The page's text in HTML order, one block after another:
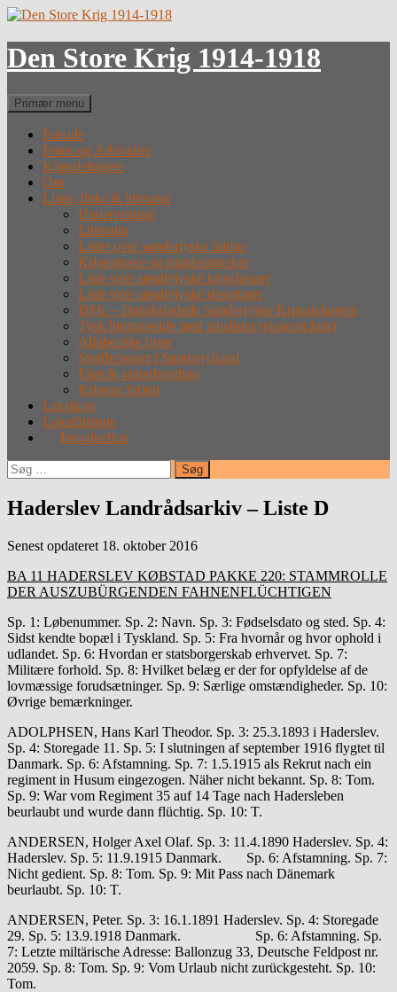
Hop
indhold
Den Store Krig 1914-1918
Søg
Primær menu
Forside
Fotos og Arkivalier
Krigsdeltagere
Om
Lister, links & litteratur
Undervisning
Litteratur
Lister over sønderjyske faldne
Krigergrave og mindesmærker
Liste over sønderjyske krigsfanger
Liste over sønderjyske desertører
DSK – Dansksindede Sønderjyske Krigsdeltagere
Tysk hjemmeside med tabslister (eksternt link)
Alfabetiske lister
Straffefanger i Sønderjylland
Film & videoforedrag
Krigens forløb
Leksikon
Lokalhistorie
Introduction
Søg
efter:
Haderslev Landrådsarkiv – Liste D
Senest opdateret 18. oktober 2016
BA 11 HADERSLEV KØBSTAD PAKKE 220: STAMMROLLE
DER AUSZUBÜRGENDEN FAHNENFLÜCHTIGEN
Sp. 1: Løbenummer. Sp. 2: Navn. Sp. 3: Fødselsdato og sted. Sp. 4:
Sidst kendte bopæl i Tyskland. Sp. 5: Fra hvornår og hvor ophold i
udlandet. Sp. 6: Hvordan er statsborgerskab erhvervet. Sp. 7:
Militære forhold. Sp. 8: Hvilket belæg er der for opfyldelse af de
lovmæssige forudsætninger. Sp. 9: Særlige omstændigheder. Sp. 10:
Øvrige bemærkninger.
ADOLPHSEN, Hans Karl Theodor. Sp. 3: 25.3.1893 i Haderslev.
Sp. 4: Storegade 11. Sp. 5: I slutningen af september 1916 flygtet til
Danmark. Sp. 6: Afstamning. Sp. 7: 1.5.1915 als Rekrut nach ein
regiment in Husum eingezogen. Näher nicht bekannt. Sp. 8: Tom.
Sp. 9: War vom Regiment 35 auf 14 Tage nach Hadersleben
beurlaubt und wurde dann flüchtig. Sp. 10: T.
ANDERSEN, Holger Axel Olaf. Sp. 3: 11.4.1890 Haderslev. Sp. 4:
Haderslev. Sp. 5: 11.9.1915 Danmark. Sp. 6: Afstamning. Sp. 7:
Nicht gedient. Sp. 8: Tom. Sp. 9: Mit Pass nach Dänemark
beurlaubt. Sp. 10: T.
ANDERSEN, Peter. Sp. 3: 16.1.1891 Haderslev. Sp. 4: Storegade
29. Sp. 5: 13.9.1918 Danmark. Sp. 6: Afstamning. Sp.
7: Letzte miltärische Adresse: Ballonzug 33, Deutsche Feldpost nr.
2059. Sp. 8: Tom. Sp. 9: Vom Urlaub nicht zurückgesteht. Sp. 10:
Tom.